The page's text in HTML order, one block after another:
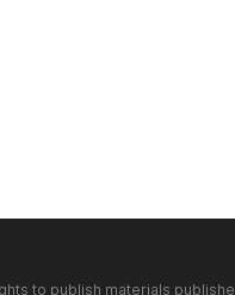
to publish materials